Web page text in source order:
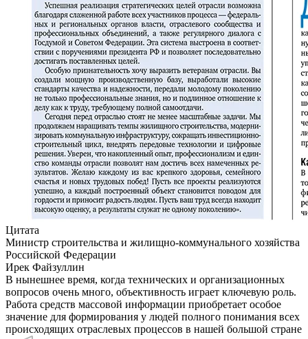
Цитата
Министр строительства и жилищно-коммунального хозяйства
Российской Федерации
Ирек Файзуллин
В нынешнее время, когда технических и организационных
вопросов очень много, объективность играет ключевую роль.
Работа средств массовой информации приобретает особое
значение для формирования у людей полного понимания всех
происходящих отраслевых процессов в нашей большой стране